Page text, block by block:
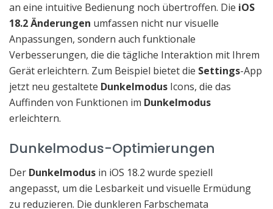
an eine intuitive Bedienung noch übertroffen. Die iOS
18.2 Änderungen umfassen nicht nur visuelle
Anpassungen, sondern auch funktionale
Verbesserungen, die die tägliche Interaktion mit Ihrem
Gerät erleichtern. Zum Beispiel bietet die Settings-App
jetzt neu gestaltete Dunkelmodus Icons, die das
Auffinden von Funktionen im Dunkelmodus
erleichtern.
Dunkelmodus-Optimierungen
Der Dunkelmodus in iOS 18.2 wurde speziell
angepasst, um die Lesbarkeit und visuelle Ermüdung
zu reduzieren. Die dunkleren Farbschemata